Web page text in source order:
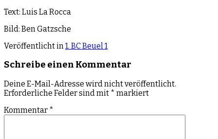
Text: Luis La Rocca
Bild: Ben Gatzsche
Veröffentlicht in 1. BC Beuel 1
Schreibe einen Kommentar
Deine E-Mail-Adresse wird nicht veröffentlicht.
Erforderliche Felder sind mit * markiert
Kommentar *